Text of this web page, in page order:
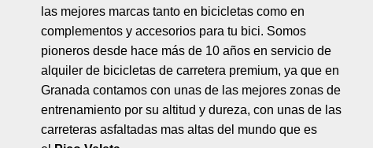
las mejores marcas tanto en bicicletas como en
complementos y accesorios para tu bici. Somos
pioneros desde hace más de 10 años en servicio de
alquiler de bicicletas de carretera premium, ya que en
Granada contamos con unas de las mejores zonas de
entrenamiento por su altitud y dureza, con unas de las
carreteras asfaltadas mas altas del mundo que es